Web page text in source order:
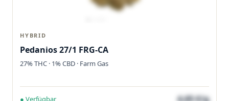
HYBRID
Pedanios 27/1 FRG-CA
27% THC · 1% CBD · Farm Gas
● Verfügbar